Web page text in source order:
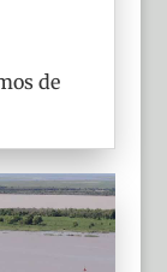
de